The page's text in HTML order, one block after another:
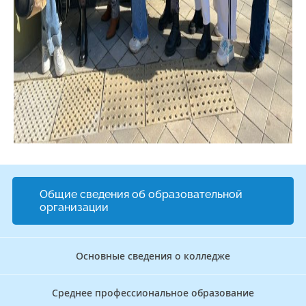
Общие сведения об образовательной
организации
Основные сведения о колледже
Среднее профессиональное образование